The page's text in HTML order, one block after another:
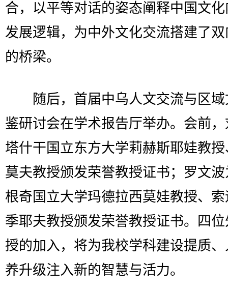
合，以平等对话的姿态阐释中国文
发展逻辑，为中外文化交流搭建了
的桥梁。
随后，首届中乌人文交流与区域
鉴研讨会在学术报告厅举办。会前
塔什干国立东方大学莉赫斯耶娃教
莫夫教授颁发荣誉教授证书；罗文
根奇国立大学玛德拉西莫娃教授、
季耶夫教授颁发荣誉教授证书。四
授的加入，将为我校学科建设提质
养升级注入新的智慧与活力。